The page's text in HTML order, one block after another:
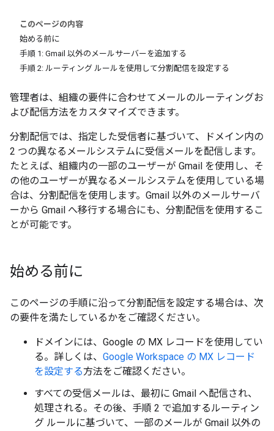
このページの内容
始める前に
手順 1: Gmail 以外のメールサーバーを追加する
手順 2: ルーティング ルールを使用して分割配信を設定する
管理者は、組織の要件に合わせてメールのルーティングお
よび配信方法をカスタマイズできます。
分割配信では、指定した受信者に基づいて、ドメイン内の
2 つの異なるメールシステムに受信メールを配信します。
たとえば、組織内の一部のユーザーが Gmail を使用し、そ
の他のユーザーが異なるメールシステムを使用している場
合は、分割配信を使用します。Gmail 以外のメールサーバ
ーから Gmail へ移行する場合にも、分割配信を使用するこ
とが可能です。
始める前に
このページの手順に沿って分割配信を設定する場合は、次
の要件を満たしているかをご確認ください。
ドメインには、Google の MX レコードを使用してい
る。詳しくは、 Google Workspace の MX レコード
を設定する方法をご確認ください。
すべての受信メールは、最初に Gmail へ配信され、
処理される。その後、手順 2 で追加するルーティン
グ ルールに基づいて、一部のメールが Gmail 以外の